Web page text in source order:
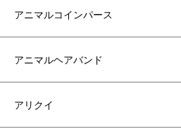
アニマルコインパース
アニマルヘアバンド
アリクイ